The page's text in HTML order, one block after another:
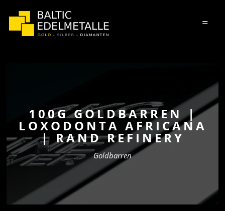
=
100G GOLDBARREN |
LOXODONTA AFRICANA
| RAND REFINERY
Goldbarren